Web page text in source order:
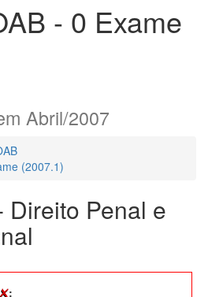
- 0 Exame
Abril/2007
(2007.1)
Direito Penal e
: